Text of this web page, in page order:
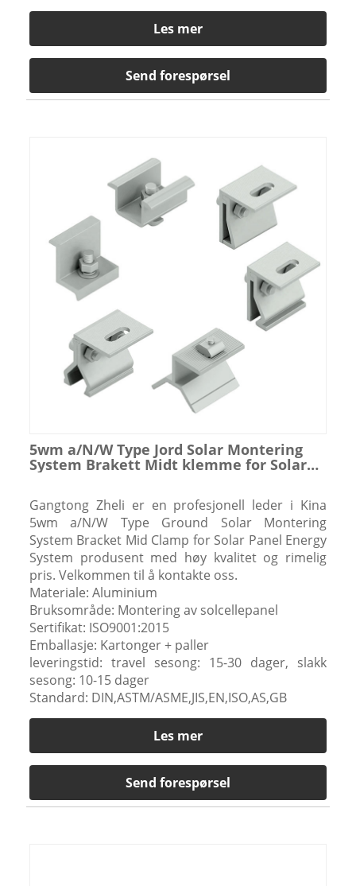
Les mer
Send forespørsel
5wm a/N/W Type Jord Solar Montering
System Brakett Midt klemme for Solar
Gangtong Zheli er en profesjonell leder i Kina
5wm a/N/W Type Ground Solar Montering
System Bracket Mid Clamp for Solar Panel Energy
System produsent med høy kvalitet og rimelig
pris. Velkommen til å kontakte oss.
Materiale: Aluminium
Bruksområde: Montering av solcellepanel
Sertifikat: ISO9001:2015
Emballasje: Kartonger + paller
leveringstid: travel sesong: 15-30 dager, slakk
sesong: 10-15 dager
Standard: DIN,ASTM/ASME,JIS,EN,ISO,AS,GB
Les mer
Send forespørsel